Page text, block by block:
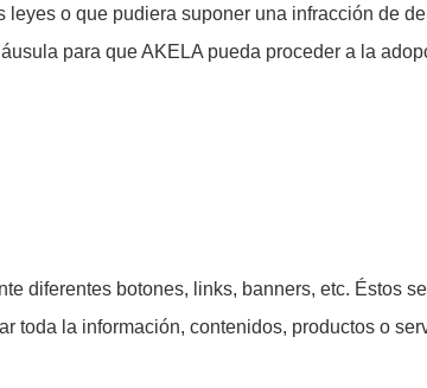
o que pudiera suponer una infracción de
para que AKELA pueda proceder a la
diferentes botones, links, banners, etc. Éstos
toda la información, contenidos, productos o